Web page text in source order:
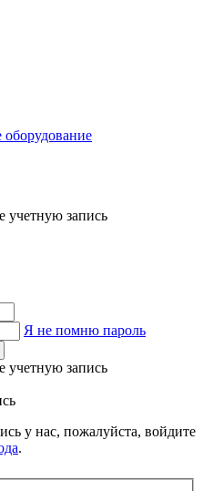
учетную запись
Я не помню пароль
учетную запись
у нас, пожалуйста, войдите
.